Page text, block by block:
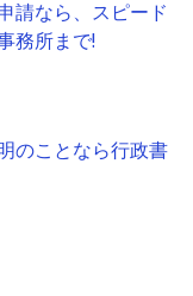
請なら、スピード
務所まで!
のことなら行政書